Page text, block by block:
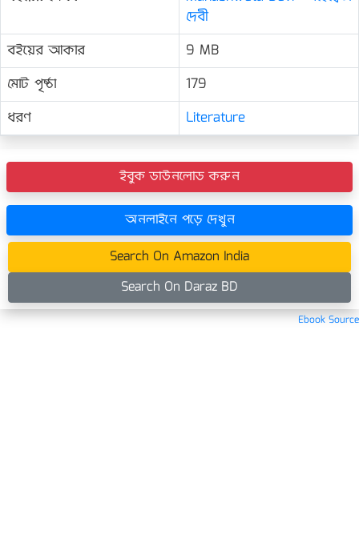
দেবী
বইয়ের আকার
9 MB
মোট পৃষ্ঠা
179
ধরণ
Literature
ইবুক ডাউনলোড করুন
অনলাইনে পড়ে দেখুন
Search On Amazon India
Search On Daraz BD
Ebook Source